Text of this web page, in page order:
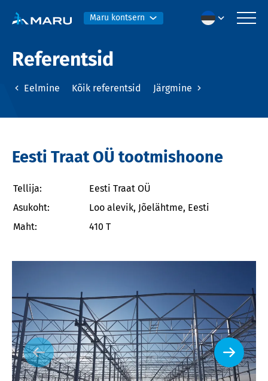
Maru kontsern
Referentsid
Eelmine Kõik referentsid Järgmine
Eesti Traat OÜ tootmishoone
Tellija:
Eesti Traat OÜ
Asukoht:
Loo alevik, Jõelähtme, Eesti
Maht:
410 T